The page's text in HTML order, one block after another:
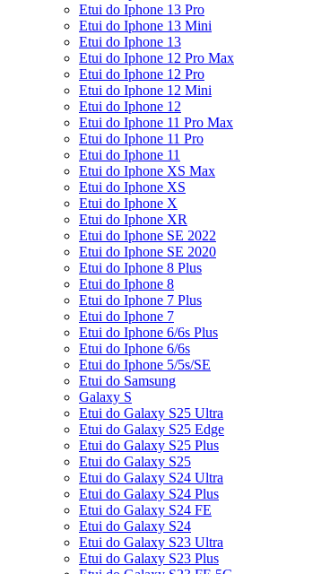
Etui do Iphone 13 Pro
Etui do Iphone 13 Mini
Etui do Iphone 13
Etui do Iphone 12 Pro Max
Etui do Iphone 12 Pro
Etui do Iphone 12 Mini
Etui do Iphone 12
Etui do Iphone 11 Pro Max
Etui do Iphone 11 Pro
Etui do Iphone 11
Etui do Iphone XS Max
Etui do Iphone XS
Etui do Iphone X
Etui do Iphone XR
Etui do Iphone SE 2022
Etui do Iphone SE 2020
Etui do Iphone 8 Plus
Etui do Iphone 8
Etui do Iphone 7 Plus
Etui do Iphone 7
Etui do Iphone 6/6s Plus
Etui do Iphone 6/6s
Etui do Iphone 5/5s/SE
Etui do Samsung
Galaxy S
Etui do Galaxy S25 Ultra
Etui do Galaxy S25 Edge
Etui do Galaxy S25 Plus
Etui do Galaxy S25
Etui do Galaxy S24 Ultra
Etui do Galaxy S24 Plus
Etui do Galaxy S24 FE
Etui do Galaxy S24
Etui do Galaxy S23 Ultra
Etui do Galaxy S23 Plus